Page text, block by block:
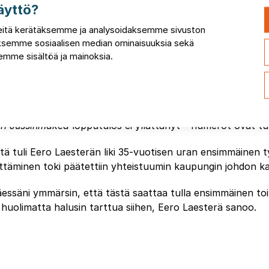
palveluihin vuositasolla 51 miljoonaa euroa ja muihin
ja monet vapaa-ajan palvelut. Kyseessä on
halutaan säilyttää kaupungissa.
Silomäen selvitystyön loppuraportti luovutettiin
Jussinmäkeä lopputulos ei yllättänyt – numerot ovat
tuli Eero Laesterän liki 35-vuotisen uran ensimmäinen
toki päätettiin yhteistuumin kaupungin johdon
ymmärsin, että tästä saattaa tulla ensimmäinen
halusin tarttua siihen, Eero Laesterä sanoo.
kerätäksemme ja analysoidaksemme sivuston
sosiaalisen median ominaisuuksia sekä
sisältöä ja mainoksia.